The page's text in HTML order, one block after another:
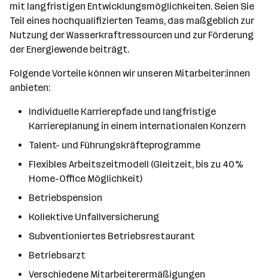
mit langfristigen Entwicklungsmöglichkeiten. Seien Sie
Teil eines hochqualifizierten Teams, das maßgeblich zur
Nutzung der Wasserkraftressourcen und zur Förderung
der Energiewende beiträgt.
Folgende Vorteile können wir unseren Mitarbeiter:innen
anbieten:
Individuelle Karrierepfade und langfristige
Karriereplanung in einem internationalen Konzern
Talent- und Führungskräfteprogramme
Flexibles Arbeitszeitmodell (Gleitzeit, bis zu 40%
Home-Office Möglichkeit)
Betriebspension
Kollektive Unfallversicherung
Subventioniertes Betriebsrestaurant
Betriebsarzt
Verschiedene Mitarbeiterermäßigungen